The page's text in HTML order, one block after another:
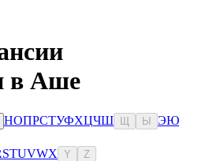
в Аше
НОПРСТУФХЦЧШ Ы ЭЮ
STUVWX Y Z